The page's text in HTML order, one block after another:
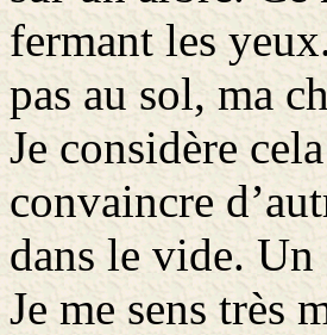
fermant les
pas au sol, ma
Je considère
convaincre
dans le vide. Un
Je me sens très